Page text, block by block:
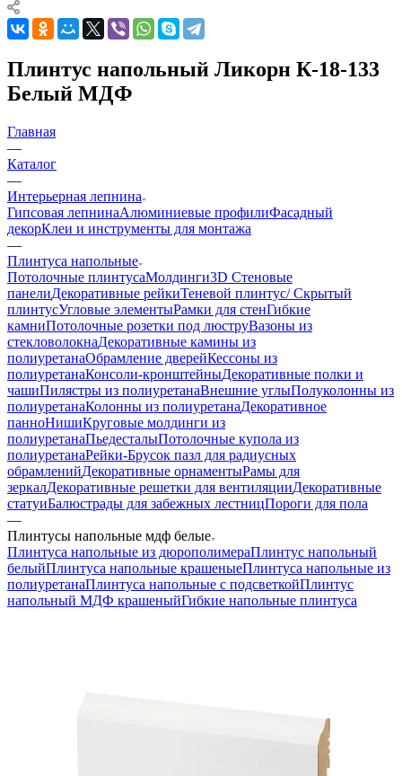
Плинтус напольный Ликорн К-18-133
Белый МДФ
Главная
—
Каталог
—
Интерьерная лепнина
Гипсовая лепнинаАлюминиевые профилиФасадный
декорКлеи и инструменты для монтажа
—
Плинтуса напольные
Потолочные плинтусаМолдинги3D Стеновые
панелиДекоративные рейкиТеневой плинтус/ Скрытый
плинтусУгловые элементыРамки для стенГибкие
камниПотолочные розетки под люструВазоны из
стекловолокнаДекоративные камины из
полиуретанаОбрамление дверейКессоны из
полиуретанаКонсоли-кронштейныДекоративные полки и
чашиПилястры из полиуретанаВнешние углыПолуколонны из
полиуретанаКолонны из полиуретанаДекоративное
панноНишиКруговые молдинги из
полиуретанаПьедесталыПотолочные купола из
полиуретанаРейки-Брусок пазл для радиусных
обрамленийДекоративные орнаментыРамы для
зеркалДекоративные решетки для вентиляцииДекоративные
статуиБалюстрады для забежных лестницПороги для пола
—
Плинтусы напольные мдф белые
Плинтуса напольные из дюрополимераПлинтус напольный
белыйПлинтуса напольные крашеныеПлинтуса напольные из
полиуретанаПлинтуса напольные с подсветкойПлинтус
напольный МДФ крашеныйГибкие напольные плинтуса